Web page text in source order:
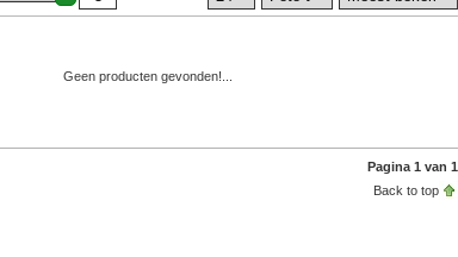
Geen producten gevonden!...
Pagina 1 van 1
Back to top